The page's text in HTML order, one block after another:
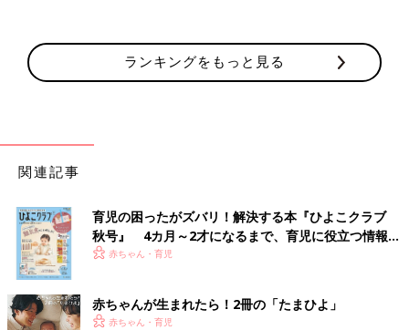
ランキングをもっと見る
関連記事
育児の困ったがズバリ！解決する本『ひよこクラブ
秋号』 4カ月～2才になるまで、育児に役立つ情報が
いっぱい！
赤ちゃん・育児
赤ちゃんが生まれたら！2冊の「たまひよ」
赤ちゃん・育児